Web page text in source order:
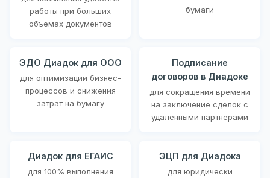
работы при больших
объемах документов
бумаги
ЭДО Диадок для ООО
для оптимизации бизнес-
процессов и снижения
затрат на бумагу
Подписание
договоров в Диадоке
для сокращения времени
на заключение сделок с
удаленными партнерами
Диадок для ЕГАИС
для 100% выполнения
ЭЦП для Диадока
для юридически